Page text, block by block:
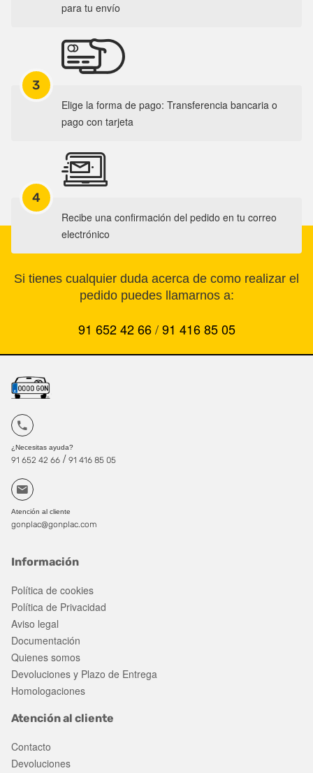
para tu envío
3
Elige la forma de pago: Transferencia bancaria o
pago con tarjeta
4
Recibe una confirmación del pedido en tu correo
electrónico
Si tienes cualquier duda acerca de como realizar el
pedido puedes llamarnos a:
91 652 42 66 /91 416 85 05
¿Necesitas ayuda?
91 652 42 66 / 91 416 85 05
Atención al cliente
gonplac@gonplac.com
Información
Política de cookies
Política de Privacidad
Aviso legal
Documentación
Quienes somos
Devoluciones y Plazo de Entrega
Homologaciones
Atención al cliente
Contacto
Devoluciones